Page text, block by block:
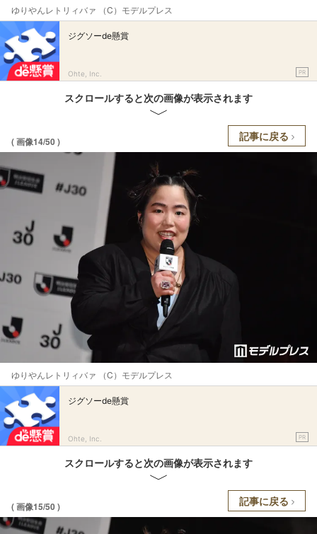
ゆりやんレトリィバァ （C）モデルプレス
ジグソーde懸賞
Ohte, Inc. PR
スクロールすると次の画像が表示されます
( 画像14/50 ) 記事に戻る
ゆりやんレトリィバァ （C）モデルプレス
ジグソーde懸賞
Ohte, Inc. PR
スクロールすると次の画像が表示されます
( 画像15/50 ) 記事に戻る